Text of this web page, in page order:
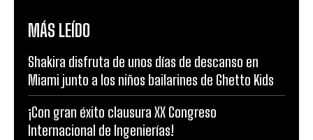
MÁS LEÍDO
Shakira disfruta de unos días de descanso en
Miami junto a los niños bailarines de Ghetto Kids
¡Con gran éxito clausura XX Congreso
Internacional de Ingenierías!